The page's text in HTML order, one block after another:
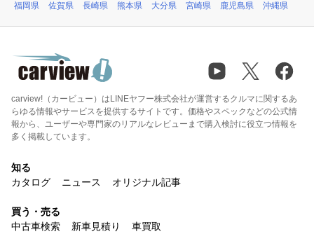
福岡県
佐賀県 長崎県 熊本県 大分県 宮崎県 鹿児島県 沖縄県
carview!（カービュー）はLINEヤフー株式会社が運営するクルマに関するあ
らゆる情報やサービスを提供するサイトです。価格やスペックなどの公式情
報から、ユーザーや専門家のリアルなレビューまで購入検討に役立つ情報を
多く掲載しています。
知る
カタログ
ニュース オリジナル記事
買う・売る
中古車検索
新車見積り 車買取